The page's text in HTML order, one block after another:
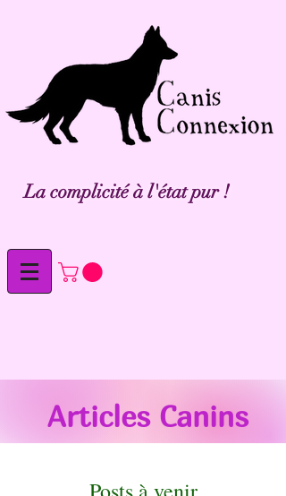
La complicité à l'état pur !
Articles Canins